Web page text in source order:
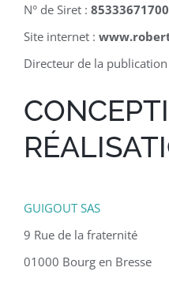
N° de Siret :
Site internet :
Directeur de la publication
GUIGOUT SAS
9 Rue de la fraternité
01000 Bourg en Bresse